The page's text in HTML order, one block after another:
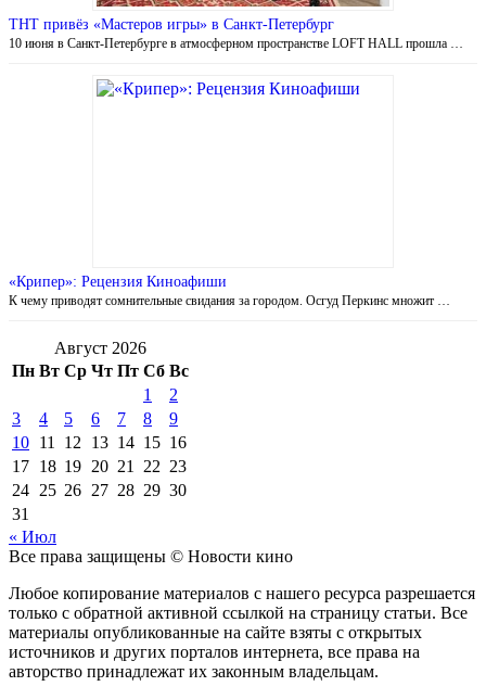
ТНТ привёз «Мастеров игры» в Санкт-Петербург
10 июня в Санкт-Петербурге в атмосферном пространстве LOFT HALL прошла …
«Крипер»: Рецензия Киноафиши
К чему приводят сомнительные свидания за городом. Осгуд Перкинс множит …
Август 2026
Пн Вт Ср Чт Пт Сб Вс
1
2
3
4 5 6 7 8
9
10 11 12 13 14 15 16
17 18 19 20 21 22 23
24 25 26 27 28 29 30
31
« Июл
Все права защищены © Новости кино
Любое копирование материалов с нашего ресурса разрешается
только с обратной активной ссылкой на страницу статьи. Все
материалы опубликованные на сайте взяты с открытых
источников и других порталов интернета, все права на
авторство принадлежат их законным владельцам.